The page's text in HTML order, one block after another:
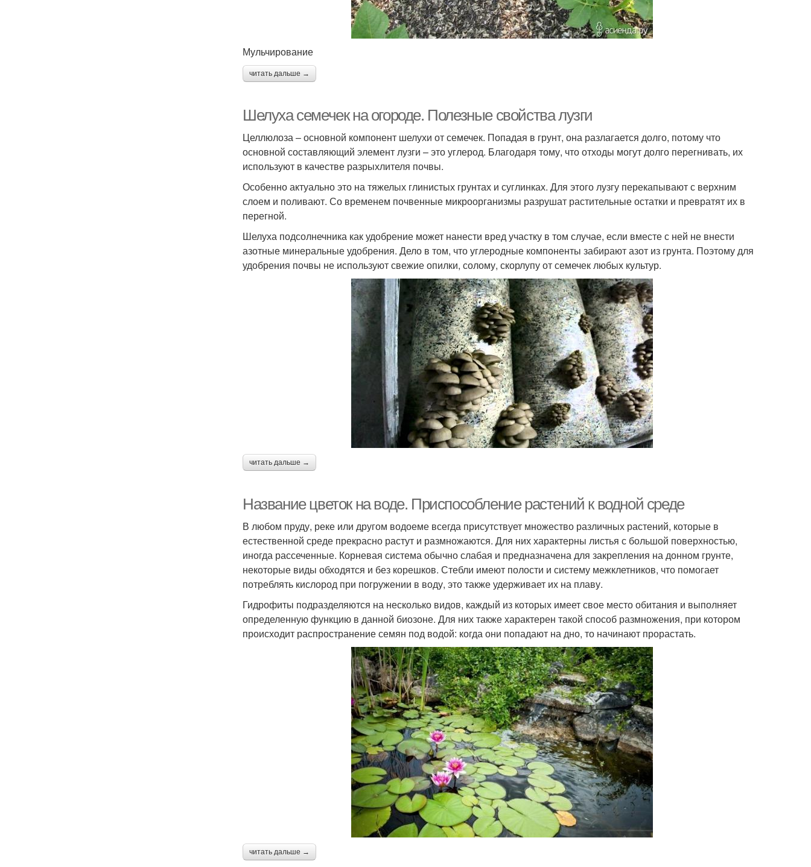
Мульчирование
читать дальше →
Шелуха семечек на огороде. Полезные свойства лузги
Целлюлоза – основной компонент шелухи от семечек. Попадая в грунт, она разлагается долго, потому что
основной составляющий элемент лузги – это углерод. Благодаря тому, что отходы могут долго перегнивать, их
используют в качестве разрыхлителя почвы.
Особенно актуально это на тяжелых глинистых грунтах и суглинках. Для этого лузгу перекапывают с верхним
слоем и поливают. Со временем почвенные микроорганизмы разрушат растительные остатки и превратят их в
перегной.
Шелуха подсолнечника как удобрение может нанести вред участку в том случае, если вместе с ней не внести
азотные минеральные удобрения. Дело в том, что углеродные компоненты забирают азот из грунта. Поэтому для
удобрения почвы не используют свежие опилки, солому, скорлупу от семечек любых культур.
читать дальше →
Название цветок на воде. Приспособление растений к водной среде
В любом пруду, реке или другом водоеме всегда присутствует множество различных растений, которые в
естественной среде прекрасно растут и размножаются. Для них характерны листья с большой поверхностью,
иногда рассеченные. Корневая система обычно слабая и предназначена для закрепления на донном грунте,
некоторые виды обходятся и без корешков. Стебли имеют полости и систему межклетников, что помогает
потреблять кислород при погружении в воду, это также удерживает их на плаву.
Гидрофиты подразделяются на несколько видов, каждый из которых имеет свое место обитания и выполняет
определенную функцию в данной биозоне. Для них также характерен такой способ размножения, при котором
происходит распространение семян под водой: когда они попадают на дно, то начинают прорастать.
читать дальше →